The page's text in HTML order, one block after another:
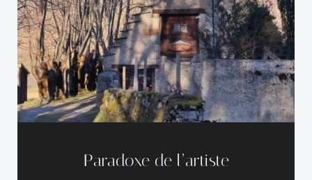
Paradoxe de l’artiste